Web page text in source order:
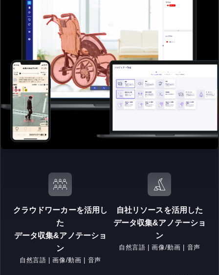
クラウドワーカーを活用し
た
データ収集&アノテーショ
ン
自然言語 | 画像/動画 | 音声
自社リソースを活用した
データ収集&アノテーショ
ン
自然言語 | 画像/動画 | 音声